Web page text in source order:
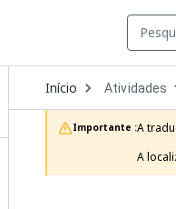
Início Open
Dropdown
to
choose
product
Atividades
Importante :A
A